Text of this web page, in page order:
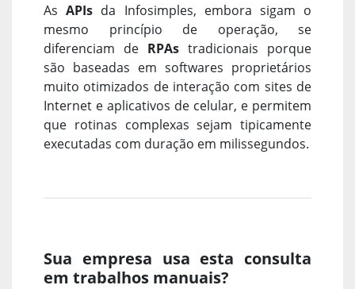
AsAPIs da Infosimples, embora sigam o
mesmo princípio de operação, se
diferenciam de RPAs tradicionais porque
são baseadas em softwares proprietários
muito otimizados de interação com sites de
Internet e aplicativos de celular, e permitem
que rotinas complexas sejam tipicamente
executadas com duração em milissegundos.
Sua empresa usa esta consulta
em trabalhos manuais?